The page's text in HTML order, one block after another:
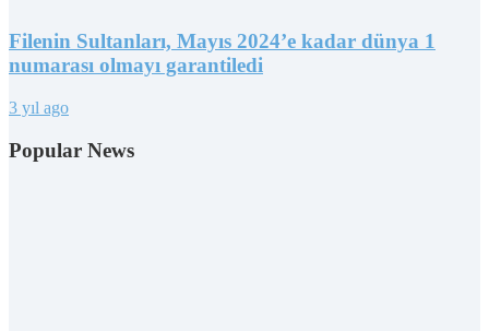
Filenin Sultanları, Mayıs 2024’e kadar dünya 1
numarası olmayı garantiledi
3 yıl ago
Popular News